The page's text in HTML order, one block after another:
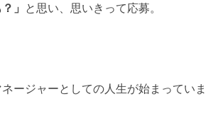
」 と思い、思いきって応募。
ージャーとしての人生が始まっていま